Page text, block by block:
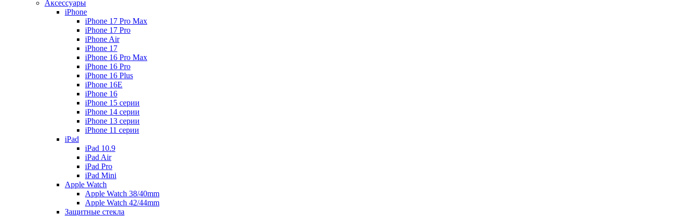
Аксессуары
iPhone
iPhone 17 Pro Max
iPhone 17 Pro
iPhone Air
iPhone 17
iPhone 16 Pro Max
iPhone 16 Pro
iPhone 16 Plus
iPhone 16E
iPhone 16
iPhone 15 серии
iPhone 14 серии
iPhone 13 серии
iPhone 11 серии
iPad
iPad 10.9
iPad Air
iPad Pro
iPad Mini
Apple Watch
Apple Watch 38/40mm
Apple Watch 42/44mm
Защитные стекла